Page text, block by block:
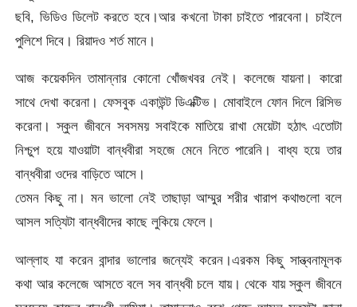
ছবি, ভিডিও ডিলেট করতে হবে।আর কখনো টাকা চাইতে পারবেনা। চাইলে
পুলিশে দিবে। রিয়াদও শর্ত মানে।
আজ কয়েকদিন তামান্নার কোনো খোঁজখবর নেই। কলেজে যায়না। কারো
সাথে দেখা করেনা। ফেসবুক একাউন্ট ডিএক্টিভ। মোবাইলে ফোন দিলে রিসিভ
করেনা। স্কুল জীবনে সবসময় সবাইকে মাতিয়ে রাখা মেয়েটা হঠাৎ এতোটা
নিশ্চুপ হয়ে যাওয়াটা বান্ধবীরা সহজে মেনে নিতে পারেনি। বাধ্য হয়ে তার
বান্ধবীরা ওদের বাড়িতে আসে।
তেমন কিছু না। মন ভালো নেই তাছাড়া আম্মুর শরীর খারাপ কথাগুলো বলে
আসল সত্যিটা বান্ধবীদের কাছে লুকিয়ে ফেলে।
আল্লাহ যা করেন বান্দার ভালোর জন্যেই করেন।এরকম কিছু সান্ত্বনামূলক
কথা আর কলেজে আসতে বলে সব বান্ধবী চলে যায়। থেকে যায় স্কুল জীবনে